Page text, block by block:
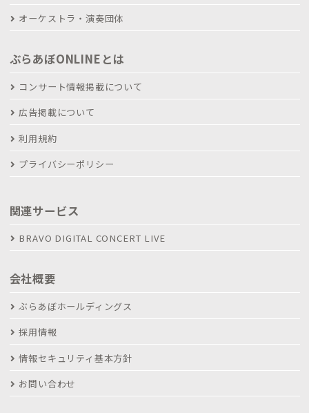
オーケストラ・演奏団体
ぶらあぼONLINEとは
コンサート情報掲載について
広告掲載について
利用規約
プライバシーポリシー
関連サービス
BRAVO DIGITAL CONCERT LIVE
会社概要
ぶらあぼホールディングス
採用情報
情報セキュリティ基本方針
お問い合わせ